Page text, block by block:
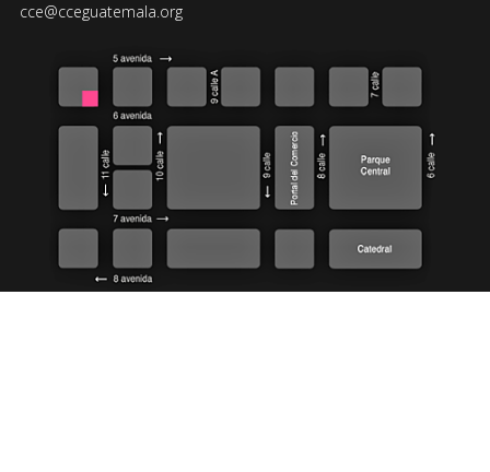
cce@cceguatemala.org